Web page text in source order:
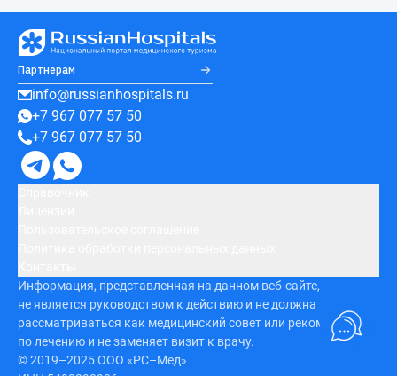
Партнерам
info@russianhospitals.ru
+7 967 077 57 50
+7 967 077 57 50
Информация, представленная на данном веб-сайте,
не является руководством к действию и не должна
рассматриваться как медицинский совет или рекомендация
по лечению и не заменяет визит к врачу.
© 2019–2025 ООО «РС–Мед»